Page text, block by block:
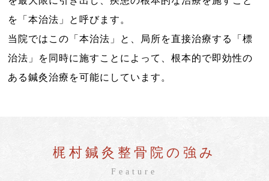
を「本治法」と呼びます。
当院ではこの「本治法」と、局所を直接治療する「標
治法」を同時に施すことによって、根本的で即効性の
ある鍼灸治療を可能にしています。
梶村鍼灸整骨院の強み
Feature